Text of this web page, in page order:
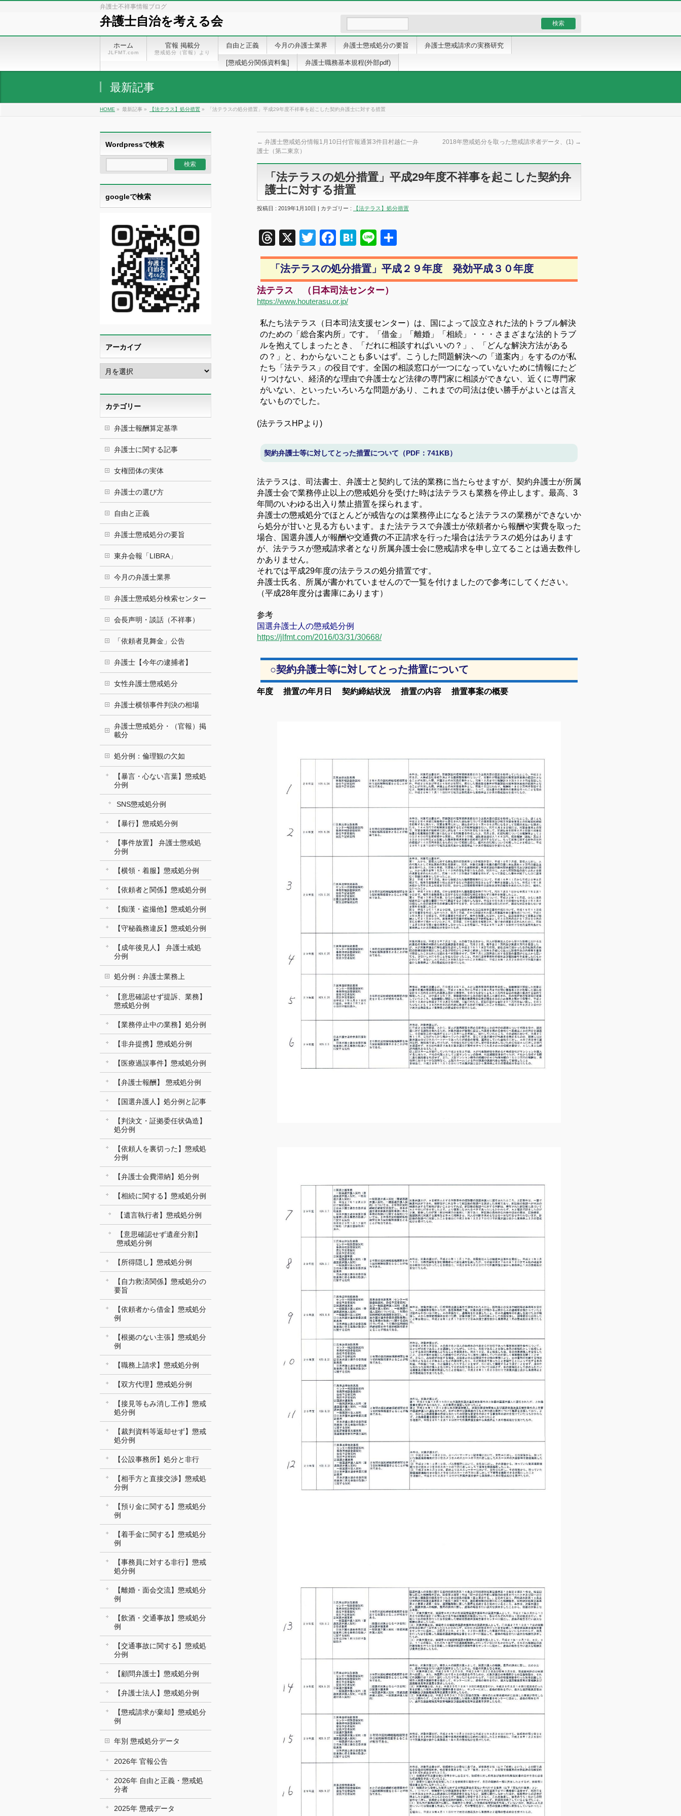
弁護士不祥事情報ブログ
弁護士自治を考える会
ホーム
JLFMT.com
官報 掲載分
懲戒処分（官報）より
自由と正義 今月の弁護士業界 弁護士懲戒処分の要旨 弁護士懲戒請求の実務研究
[懲戒処分関係資料集] 弁護士職務基本規程(外部pdf)
最新記事
HOME » 最新記事 » 【法テラス】処分措置 » 「法テラスの処分措置」平成29年度不祥事を起こした契約弁護士に対する措置
← 弁護士懲戒処分情報1月10日付官報通算3件目村越仁一弁
護士（第二東京）
2018年懲戒処分を取った懲戒請求者データ、(1) →
「法テラスの処分措置」平成29年度不祥事を起こした契約弁
護士に対する措置
投稿日 : 2019年1月10日 | カテゴリー : 【法テラス】処分措置
Threads
X TwitterFacebook
Hatena
Line
有
「法テラスの処分措置」平成２９年度 発効平成３０年度
法テラス （日本司法センター）
https://www.houterasu.or.jp/
私たち法テラス（日本司法支援センター）は、国によって設立された法的トラブル解決
のための「総合案内所」です。「借金」「離婚」「相続」・・・さまざまな法的トラブ
ルを抱えてしまったとき、「だれに相談すればいいの？」、「どんな解決方法がある
の？」と、わからないことも多いはず。こうした問題解決への「道案内」をするのが私
たち「法テラス」の役目です。全国の相談窓口が一つになっていないために情報にたど
りつけない、経済的な理由で弁護士など法律の専門家に相談ができない、近くに専門家
がいない、といったいろいろな問題があり、これまでの司法は使い勝手がよいとは言え
ないものでした。
(法テラス HPより)
契約弁護士等に対してとった措置について（PDF：741KB）
法テラスは、司法書士、弁護士と契約して法的業務に当たらせますが、契約弁護士が所属
弁護士会で業務停止以上の懲戒処分を受けた時は法テラスも業務を停止します。最高、 3
年間のいわゆる出入り禁止措置を採られます。
弁護士の懲戒処分でほとんどが戒告なのは業務停止になると法テラスの業務ができないか
ら処分が甘いと見る方もいます。また法テラスで弁護士が依頼者から報酬や実費を取った
場合、国選弁護人が報酬や交通費の不正請求を行った場合は法テラスの処分はあります
が、法テラスが懲戒請求者となり所属弁護士会に懲戒請求を申し立てることは過去数件し
かありません。
それでは平成29年度の法テラスの処分措置です。
弁護士氏名、所属が書かれていませんので一覧を付けましたので参考にしてください。
（平成28年度分は書庫にあります）
参考
国選弁護士人の懲戒処分例
https://jlfmt.com/2016/03/31/30668/
○契約弁護士等に対してとった措置について
年度 措置の年月日 契約締結状況 措置の内容 措置事案の概要
Wordpressで検索
googleで検索
アーカイブ
ア
ー
イ
ブカテゴリー
弁護士報酬算定基準
弁護士に関する記事
女権団体の実体
弁護士の選び方
自由と正義
弁護士懲戒処分の要旨
東弁会報「LIBRA」
今月の弁護士業界
弁護士懲戒処分検索センター
会長声明・談話（不祥事）
「依頼者見舞金」公告
弁護士【今年の逮捕者】
女性弁護士懲戒処分
弁護士横領事件判決の相場
弁護士懲戒処分・（官報）掲
載分
処分例：倫理観の欠如
【暴言・心ない言葉】懲戒処
分例
SNS懲戒処分例
【暴行】懲戒処分例
【事件放置】 弁護士懲戒処
分例
【横領・着服】懲戒処分例
【依頼者と関係】懲戒処分例
【痴漢・盗撮他】懲戒処分例
【守秘義務違反】懲戒処分例
【成年後見人】 弁護士戒処
分例
処分例：弁護士業務上
【意思確認せず提訴、業務】
懲戒処分例
【業務停止中の業務】処分例
【非弁提携】懲戒処分例
【医療過誤事件】懲戒処分例
【弁護士報酬】 懲戒処分例
【国選弁護人】処分例と記事
【判決文・証拠委任状偽造】
処分例
【依頼人を裏切った】懲戒処
分例
【弁護士会費滞納】処分例
【相続に関する】懲戒処分例
【遺言執行者】懲戒処分例
【意思確認せず遺産分割】
懲戒処分例
【所得隠し】懲戒処分例
【自力救済関係】懲戒処分の
要旨
【依頼者から借金】懲戒処分
例
【根拠のない主張】懲戒処分
例
【職務上請求】懲戒処分例
【双方代理】懲戒処分例
【接見等もみ消し工作】懲戒
処分例
【裁判資料等返却せず】懲戒
処分例
【公設事務所】処分と非行
【相手方と直接交渉】懲戒処
分例
【預り金に関する】懲戒処分
例
【着手金に関する】懲戒処分
例
【事務員に対する非行】懲戒
処分例
【離婚・面会交流】懲戒処分
例
【飲酒・交通事故】懲戒処分
例
【交通事故に関する】懲戒処
分例
【顧問弁護士】懲戒処分例
【弁護士法人】懲戒処分例
【懲戒請求が棄却】懲戒処分
例
年別 懲戒処分データ
2026年 官報公告
2026年 自由と正義・懲戒処
分者
2025年 懲戒データ